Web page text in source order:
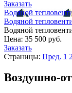
Заказать
Водяной
Водяной
Водяной
Цена: 35 500 руб.
Заказать
Страницы: Пред. 1 2
Воздушно-